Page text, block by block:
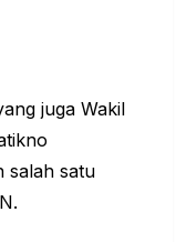
juga Wakil
salah satu